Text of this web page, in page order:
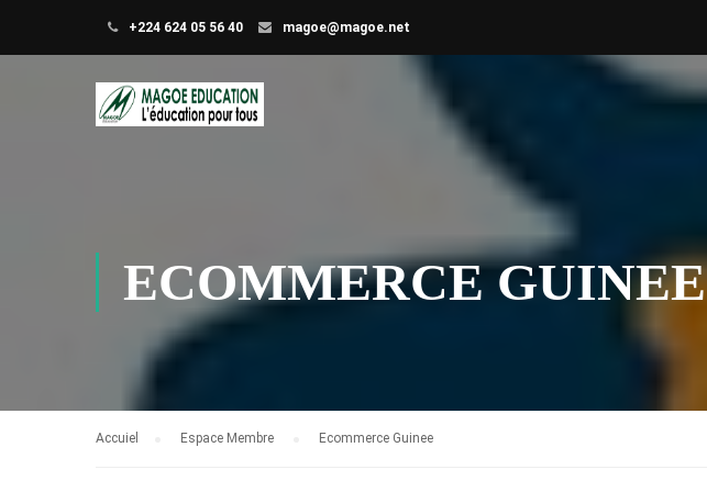
+224 624 05 56 40 magoe@magoe.net
ECOMMERCE GUINEE
Accuiel Espace Membre Ecommerce Guinee